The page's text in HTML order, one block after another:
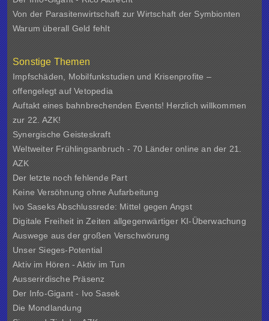
Von der Parasitenwirtschaft zur Wirtschaft der Symbionten
Warum überall Geld fehlt
Sonstige Themen
Impfschäden, Mobilfunkstudien und Krisenprofite –
offengelegt auf Vetopedia
Auftakt eines bahnbrechenden Events! Herzlich willkommen
zur 22. AZK!
Synergische Geisteskraft
Weltweiter Frühlingsanbruch - 70 Länder online an der 21.
AZK
Der letzte noch fehlende Part
Keine Versöhnung ohne Aufarbeitung
Ivo Saseks Abschlussrede: Mittel gegen Angst
Digitale Freiheit in Zeiten allgegenwärtiger KI-Überwachung
Auswege aus der großen Verschwörung
Unser Sieges-Potential
Aktiv im Hören - Aktiv im Tun
Ausserirdische Präsenz
Der Info-Gigant - Ivo Sasek
Die Mondlandung